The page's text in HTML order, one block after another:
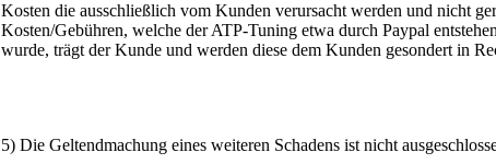
Kosten die ausschließlich vom Kunden verursacht werden und nicht
Kosten/Gebühren, welche der ATP-Tuning etwa durch Paypal
wurde, trägt der Kunde und werden diese dem Kunden gesondert in
5) Die Geltendmachung eines weiteren Schadens ist nicht